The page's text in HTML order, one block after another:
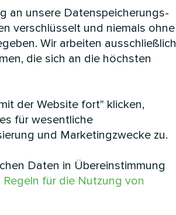
an unsere Datenspeicherungs-
verschlüsselt und niemals ohne
Wir arbeiten ausschließlich
die sich an die höchsten
der Website fort" klicken,
für wesentliche
und Marketingzwecke zu.
Daten in Übereinstimmung
Regeln für die Nutzung von